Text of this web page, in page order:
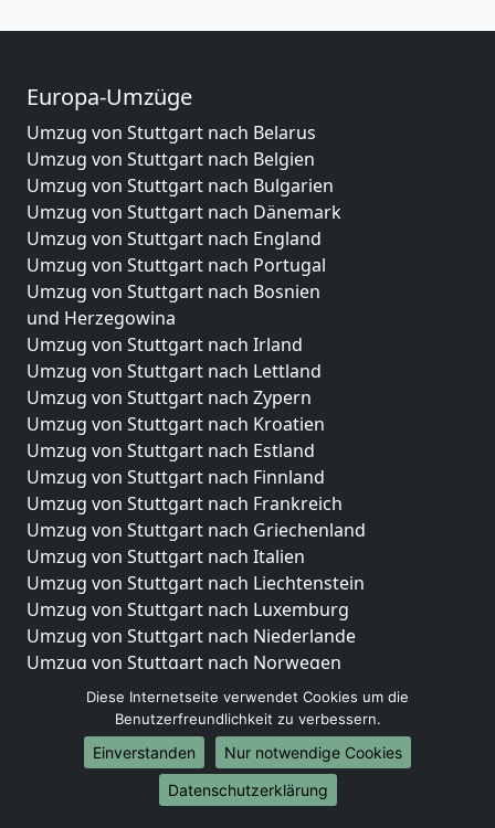
Europa-Umzüge
Umzug von Stuttgart nach Belarus
Umzug von Stuttgart nach Belgien
Umzug von Stuttgart nach Bulgarien
Umzug von Stuttgart nach Dänemark
Umzug von Stuttgart nach England
Umzug von Stuttgart nach Portugal
Umzug von Stuttgart nach Bosnien
und Herzegowina
Umzug von Stuttgart nach Irland
Umzug von Stuttgart nach Lettland
Umzug von Stuttgart nach Zypern
Umzug von Stuttgart nach Kroatien
Umzug von Stuttgart nach Estland
Umzug von Stuttgart nach Finnland
Umzug von Stuttgart nach Frankreich
Umzug von Stuttgart nach Griechenland
Umzug von Stuttgart nach Italien
Umzug von Stuttgart nach Liechtenstein
Umzug von Stuttgart nach Luxemburg
Umzug von Stuttgart nach Niederlande
Umzug von Stuttgart nach Norwegen
Umzüge-Deutschlandweit
Umzug von Stuttgart nach Berlin
Umzug von Stuttgart nach Hamburg
Umzug von Stuttgart nach München
Diese Internetseite verwendet Cookies um die
Benutzerfreundlichkeit zu verbessern.
Einverstanden
Nur notwendige Cookies
Datenschutzerklärung